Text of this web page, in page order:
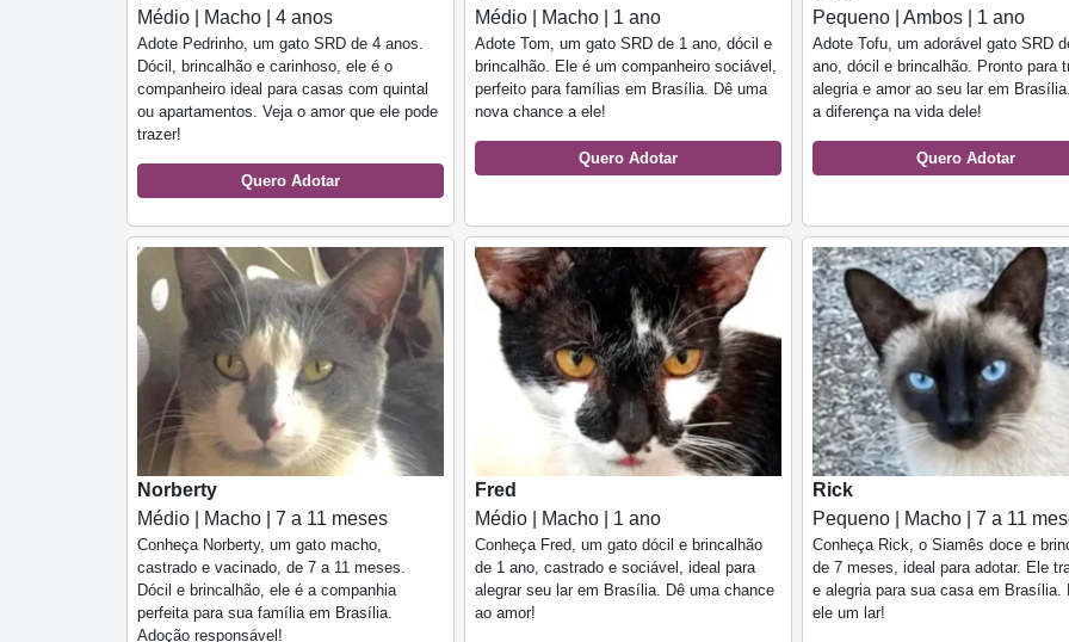
Médio | Macho | 4 anos
Adote Pedrinho, um gato SRD de 4 anos.
Dócil, brincalhão e carinhoso, ele é o
companheiro ideal para casas com quintal
ou apartamentos. Veja o amor que ele pode
trazer!
Quero Adotar
Médio | Macho | 1 ano
Adote Tom, um gato SRD de 1 ano, dócil e
brincalhão. Ele é um companheiro sociável,
perfeito para famílias em Brasília. Dê uma
nova chance a ele!
Quero Adotar
Pequeno | Ambos | 1 ano
Adote Tofu, um adorável gato SRD
ano, dócil e brincalhão. Pronto para
alegria e amor ao seu lar em
a diferença na vida dele!
Quero Adotar
Norberty
Médio | Macho | 7 a 11 meses
Conheça Norberty, um gato macho,
castrado e vacinado, de 7 a 11 meses.
Dócil e brincalhão, ele é a companhia
perfeita para sua família em Brasília.
Adoção responsável!
Fred
Médio | Macho | 1 ano
Conheça Fred, um gato dócil e brincalhão
de 1 ano, castrado e sociável, ideal para
alegrar seu lar em Brasília. Dê uma chance
ao amor!
Rick
Pequeno | Macho | 7 a 11
Conheça Rick, o Siamês doce e
de 7 meses, ideal para adotar. Ele
e alegria para sua casa em Brasília.
ele um lar!